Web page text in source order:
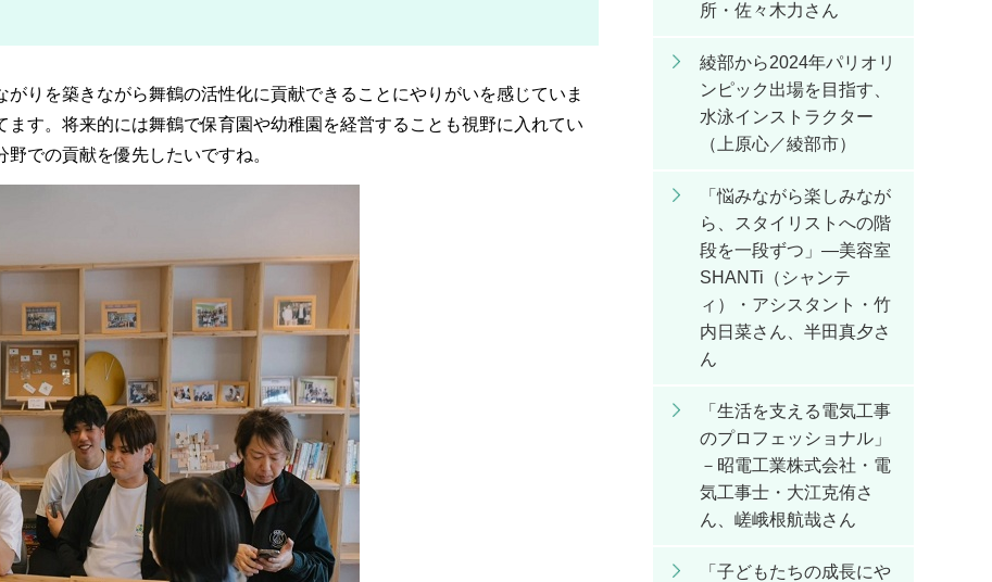
りを築きながら舞鶴の活性化に貢献できることにやりがいを感じていま
す。将来的には舞鶴で保育園や幼稚園を経営することも視野に入れてい
での貢献を優先したいですね。
所・佐々木力さん
綾部から2024年パリオリ
ンピック出場を目指す、
水泳インストラクター
（上原心／綾部市）
「悩みながら楽しみなが
ら、スタイリストへの階
段を一段ずつ」―美容室
SHANTi（シャンテ
ィ）・アシスタント・竹
内日菜さん、半田真夕さ
ん
「生活を支える電気工事
のプロフェッショナル」
－昭電工業株式会社・電
気工事士・大江克侑さ
ん、嵯峨根航哉さん
「子どもたちの成長にや